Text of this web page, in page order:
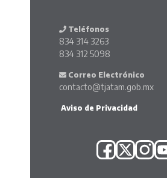
Teléfonos
834 314 3263
834 312 5098
Correo Electrónico
contacto@tjatam.gob.mx
Aviso de Privacidad